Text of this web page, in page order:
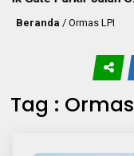
Beranda / Ormas LPI
Tag : Ormas